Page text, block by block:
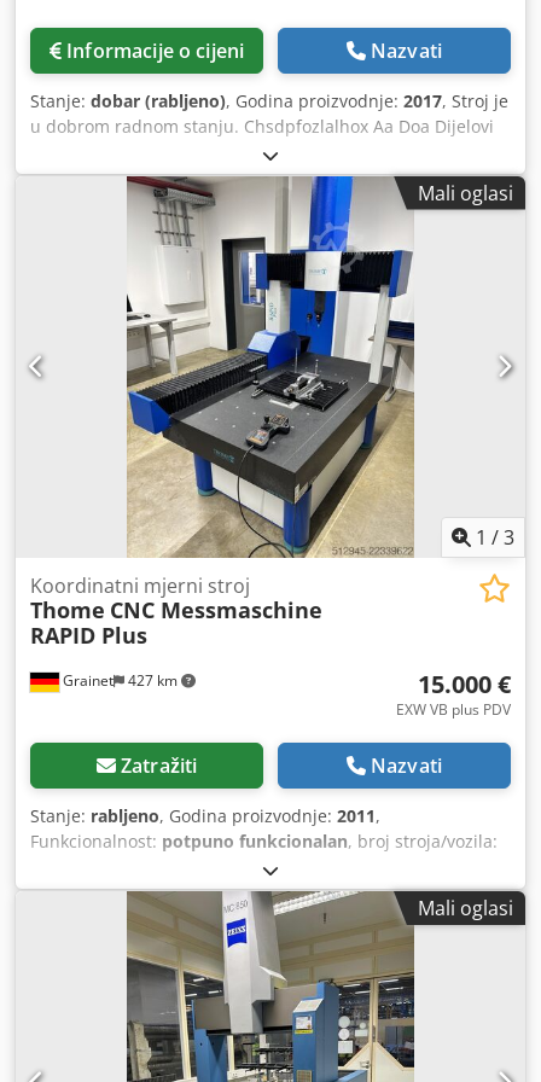
Informacije o cijeni Nazvati
Stanje: dobar (rabljeno), Godina proizvodnje: 2017, Stroj je
u dobrom radnom stanju. Chsdpfozlalhox Aa Doa Dijelovi
označeni na slikama nisu uključeni. Tehnički podaci nalaze
se na slikama.
Mali oglasi
1 /3
Grainet 427 km
Koordinatni mjerni stroj
Thome CNC Messmaschine
RAPID Plus
15.000 €
EXW VB plus PDV
Zatražiti Nazvati
Stanje: rabljeno, Godina proizvodnje: 2011,
Funkcionalnost: potpuno funkcionalan, broj stroja/vozila:
, mjerna zona os X:1.200 mm
osi:700 mm, mjerna zona Z-os:600 mm, masa obratka
650 kg , ukupna visina:2.650 mm
, vrsta ulazne
Klima uređaj, ukupna širina:1.271 mm, ukupna
2.081 mm, udaljenost pomaka osi X: 1.200 mm
700 mm, pomak osi Z:600 mm, ukupna
1.750 kg, ulazni napon: 220 V , visina stola:
priključak za komprimirani zrak:6 letva, godina zadnjeg
generalnog remonta:
2025, maksimalna temperatura
Mali oglasi